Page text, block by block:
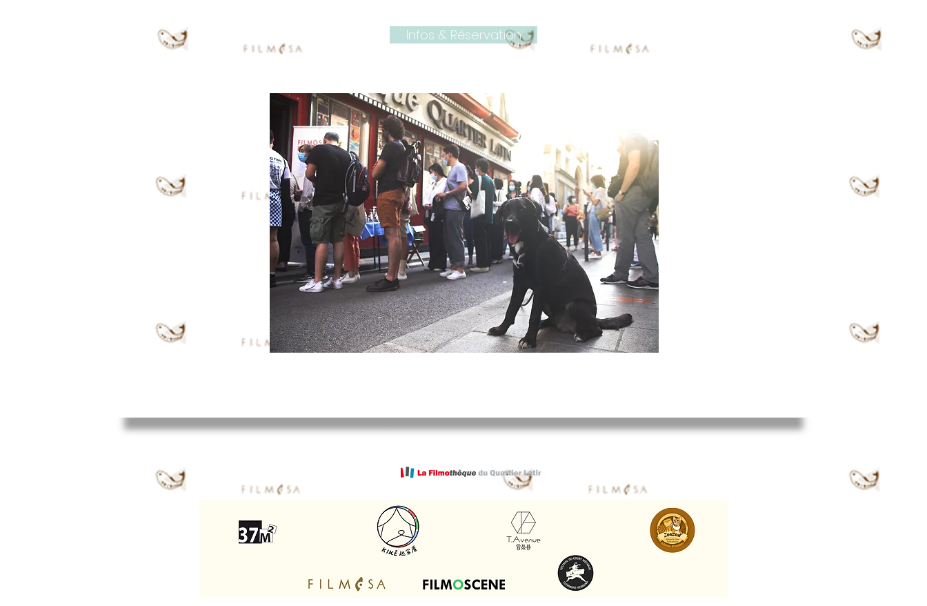
Infos & Réservation